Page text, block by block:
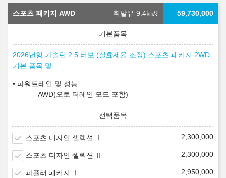
스포츠 패키지 AWD 휘발유 9.4㎞/ℓ 59,730,000
2026년형 가솔린 2.5 터보 (실효세율 조정) 스포츠 패키지 2WD
기본 품목 및
파워트레인 및 성능
AWD(오토 터레인 모드 포함)
스포츠 디자인 셀렉션 Ⅰ 2,300,000
스포츠 디자인 셀렉션 Ⅱ 2,300,000
파퓰러 패키지 Ⅰ 2,950,000